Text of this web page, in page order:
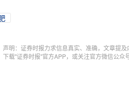
声明：证券时报力求信息真实、准确，文章提
下载"证券时报"官方APP，或关注官方微信公